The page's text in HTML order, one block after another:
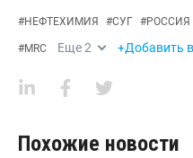
#НЕФТЕХИМИЯ #СУГ #РОССИЯ
#MRC Еще2 +Добавить
Похожие новости